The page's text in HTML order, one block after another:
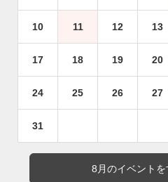
10 11 12 13
17 18 19 20
24 25 26 27
31
8月のイベントを